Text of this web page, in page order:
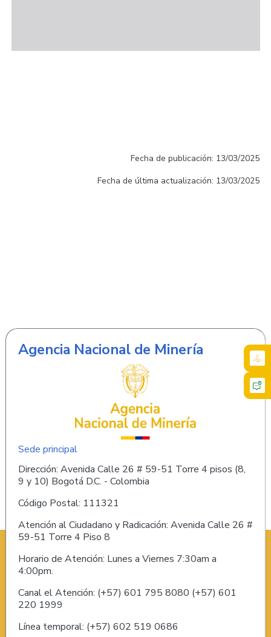
Fecha de publicación: 13/03/2025
Fecha de última actualización: 13/03/2025
Agencia Nacional de Minería
Sede principal
Dirección: Avenida Calle 26 # 59-51 Torre 4 pisos (8,
9 y 10) Bogotá D.C. - Colombia
Código Postal: 111321
Atención al Ciudadano y Radicación: Avenida Calle 26 #
59-51 Torre 4 Piso 8
Horario de Atención: Lunes a Viernes 7:30am a
4:00pm.
Canal el Atención: (+57) 601 795 8080 (+57) 601
220 1999
Línea temporal: (+57) 602 519 0686